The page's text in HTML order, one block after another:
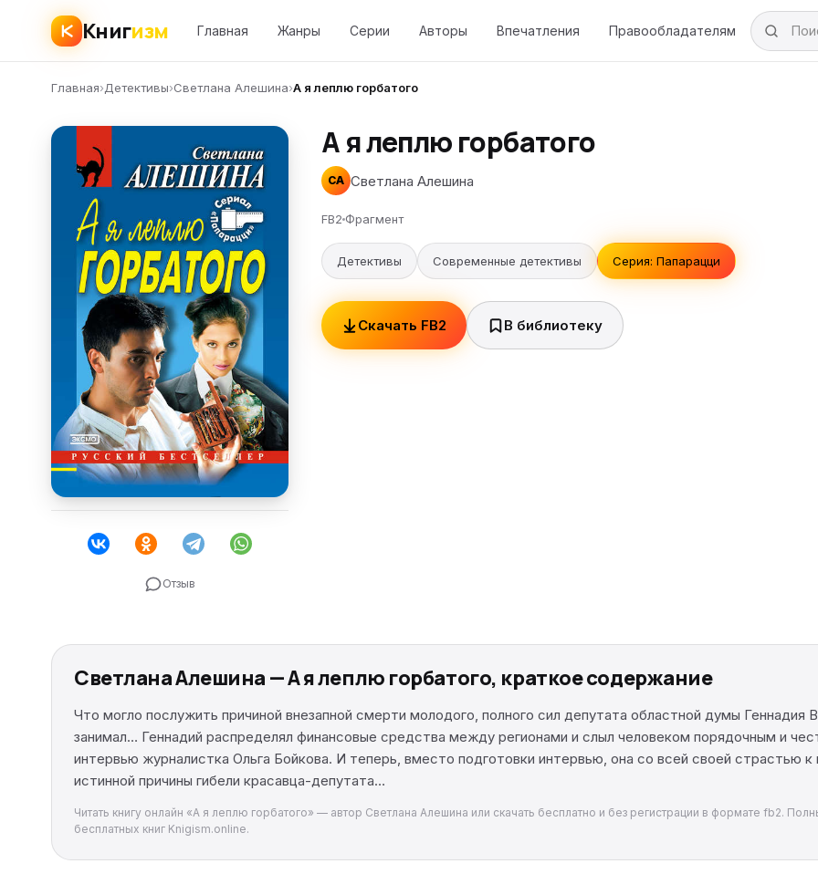
Книгизм Главная Жанры Серии Авторы Впечатления Правообладателям
Главная›Детективы›Светлана Алешина›А я леплю горбатого
Отзыв
А я леплю горбатого
СА Светлана Алешина
FB2 Фрагмент
Детективы Современные детективы Серия: Папарацци
Скачать FB2 В библиотеку
Светлана Алешина — А я леплю горбатого, краткое содержание
Что могло послужить причиной внезапной смерти молодого, полного сил депутата областной думы
занимал… Геннадий распределял финансовые средства между регионами и слыл человеком порядочным и
интервью журналистка Ольга Бойкова. И теперь, вместо подготовки интервью, она со всей своей страстью
истинной причины гибели красавца-депутата…
Читать книгу онлайн «А я леплю горбатого» — автор Светлана Алешина или скачать бесплатно и без регистрации в формате fb2.
бесплатных книг Knigism.online.